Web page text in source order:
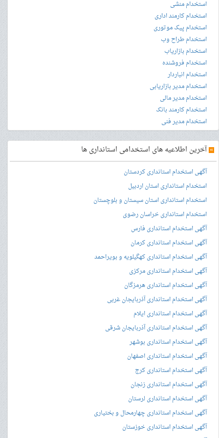
استخدام منشی
استخدام کارمند اداری
استخدام پیک موتوری
استخدام طراح وب
استخدام بازاریاب
استخدام فروشنده
استخدام انباردار
استخدام مدیر بازاریابی
استخدام مدیر مالی
استخدام کارمند بانک
استخدام مدیر فنی
»آخرین اطلاعیه های استخدامی استانداری ها
آگهی استخدام استانداری کردستان
استخدام استانداری استان اردبیل
استخدام استانداری استان سیستان و بلوچستان
استخدام استانداری خراسان رضوی
آگهی استخدام استانداری فارس
آگهی استخدام استانداری کرمان
آگهی استخدام استانداری کهگیلویه و بویراحمد
آگهی استخدام استانداری مرکزی
آگهی استخدام استانداری هرمزگان
آگهی استخدام استانداری آذربایجان غربی
آگهی استخدام استانداری ایلام
آگهی استخدام استانداری آذربایجان شرقی
آگهی استخدام استانداری بوشهر
آگهی استخدام استانداری اصفهان
آگهی استخدام استانداری کرج
آگهی استخدام استانداری زنجان
آگهی استخدام استانداری لرستان
آگهی استخدام استانداری چهارمحال و بختیاری
آگهی استخدام استانداری خوزستان